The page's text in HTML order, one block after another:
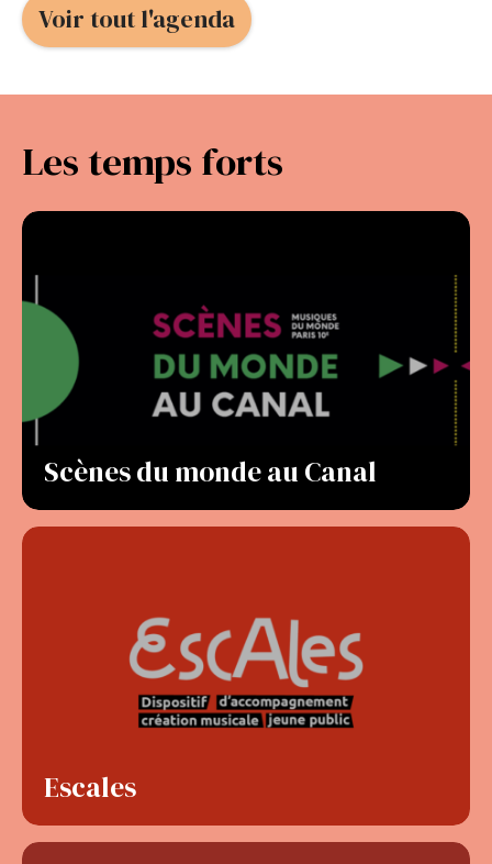
Voir tout l'agenda
Les temps forts
Scènes du monde au Canal
Escales